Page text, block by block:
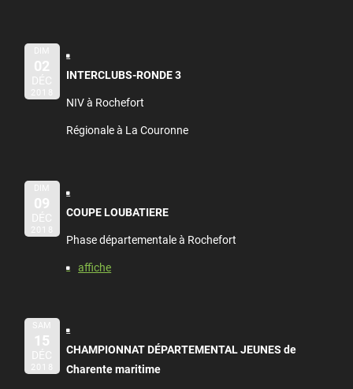
DIM
02
DÉC
2018
INTERCLUBS-RONDE 3
NIV à Rochefort
Régionale à La Couronne
DIM
09
DÉC
2018
COUPE LOUBATIERE
Phase départementale à Rochefort
affiche
SAM
15
DÉC
2018
CHAMPIONNAT DÉPARTEMENTAL JEUNES de
Charente maritime